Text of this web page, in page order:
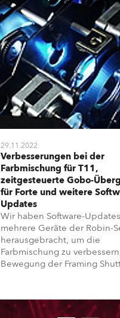
29.11.2022
Verbesserungen bei der
Farbmischung für T11,
zeitgesteuerte Gobo-
für Forte und weitere
Updates
Wir haben Software-
mehrere Geräte der Robin-
herausgebracht, um die
Farbmischung zu
Bewegung der Framing
verbessern. Mehr Details im
Folgenden!